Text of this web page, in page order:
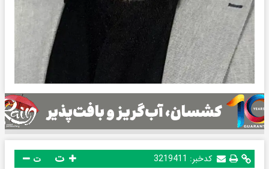
کدخبر: 3219411 ت